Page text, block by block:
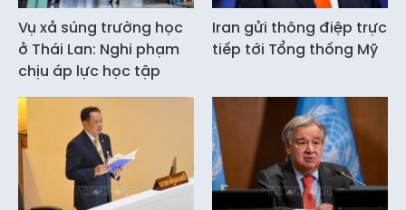
Vụ xả súng trường học
ở Thái Lan: Nghi phạm
chịu áp lực học tập
Iran gửi thông điệp trực
tiếp tới Tổng thống Mỹ